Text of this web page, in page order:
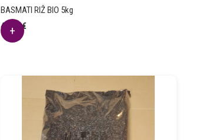
BASMATI RIŽ BIO 5kg
40.01€